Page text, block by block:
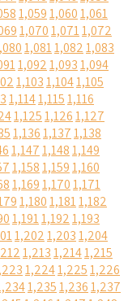
1,0591,0601,061
1,0701,0711,072
1,0811,0821,083
1,0921,0931,094
1,1031,1041,105
1,1141,1151,116
1,1251,1261,127
1,1361,1371,138
1,1471,1481,149
1,1581,1591,160
1,1691,1701,171
1,1801,1811,182
1,1911,1921,193
1,2021,2031,204
1,2131,2141,215
1,2241,2251,226
1,2351,2361,237